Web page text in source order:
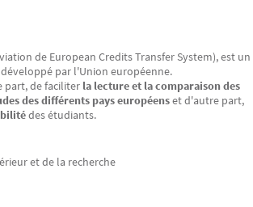
de European Credits Transfer System), est un
par l'Union européenne.
part, de faciliter la lecture et la comparaison des
des différents pays européenset d'autre part,
des étudiants.
et de la recherche